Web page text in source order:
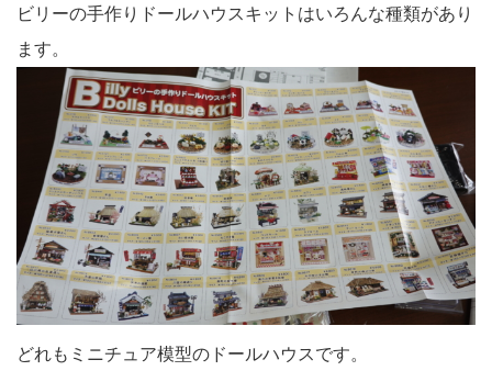
ビリーの手作りドールハウスキットはいろんな種類があり
ます。
どれもミニチュア模型のドールハウスです。